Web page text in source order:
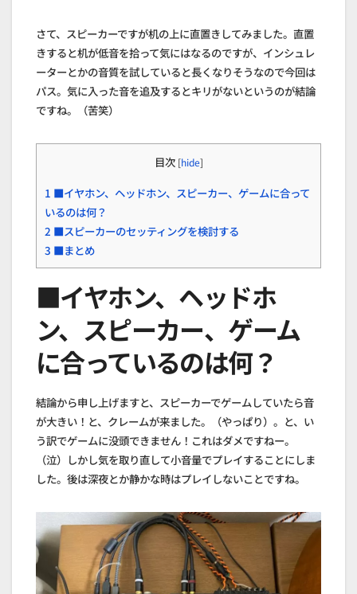
さて、スピーカーですが机の上に直置きしてみました。直置
きすると机が低音を拾って気にはなるのですが、インシュレ
ーターとかの音質を試していると長くなりそうなので今回は
パス。気に入った音を追及するとキリがないというのが結論
ですね。（苦笑）
目次 [hide]
1 ■イヤホン、ヘッドホン、スピーカー、ゲームに合って
いるのは何？
2 ■スピーカーのセッティングを検討する
3 ■まとめ
■イヤホン、ヘッドホ
ン、スピーカー、ゲーム
に合っているのは何？
結論から申し上げますと、スピーカーでゲームしていたら音
が大きい！と、クレームが来ました。（やっぱり）。と、い
う訳でゲームに没頭できません！これはダメですねー。
（泣）しかし気を取り直して小音量でプレイすることにしま
した。後は深夜とか静かな時はプレイしないことですね。